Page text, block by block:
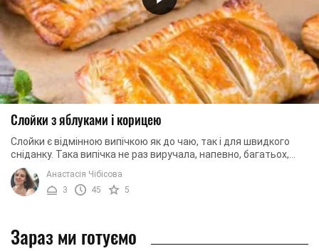
Слойки з яблуками і корицею
Слойки є відмінною випічкою як до чаю, так і для швидкого
сніданку. Така випічка не раз виручала, напевно, багатьох,
коли зовсім не залишалося часу ...
Анастасія Чібісова
3
45 5
Зараз ми готуємо